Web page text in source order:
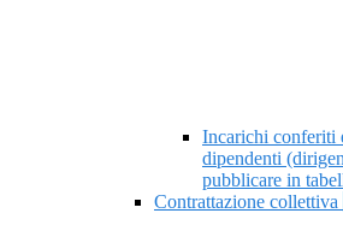
Incarichi conferiti
dipendenti
pubblicare in
Contrattazione collettiva